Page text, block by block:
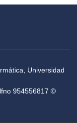
Universidad
954556817 ©